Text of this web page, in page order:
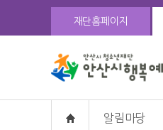
재단홈페이지
알림마당